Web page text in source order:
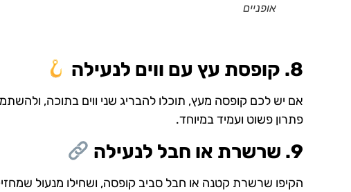
אופניים
8. קופסת עץ עם ווים לנעילה
אם יש לכם קופסה מעץ, תוכלו להבריג שני ווים בתוכה,
פתרון פשוט ועמיד במיוחד.
9. שרשרת או חבל לנעילה
הקיפו שרשרת קטנה או חבל סביב קופסה, ושחילו מנעול